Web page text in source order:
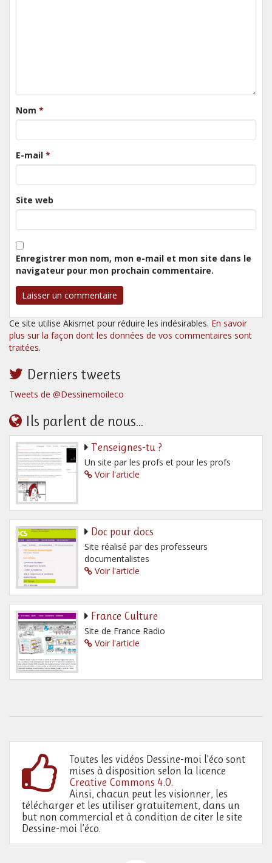
Nom *
E-mail *
Site web
Enregistrer mon nom, mon e-mail et mon site dans le
navigateur pour mon prochain commentaire.
Ce site utilise Akismet pour réduire les indésirables. En savoir
plus sur la façon dont les données de vos commentaires sont
traitées.
Derniers tweets
Tweets de @Dessinemoileco
Ils parlent de nous...
T’enseignes-tu ?
Un site par les profs et pour les profs
Voir l'article
Doc pour docs
Site réalisé par des professeurs
documentalistes
Voir l'article
France Culture
Site de France Radio
Voir l'article
Toutes les vidéos Dessine-moi l’éco sont
mises à disposition selon la licence
Creative Commons 4.0.
Ainsi, chacun peut les visionner, les
télécharger et les utiliser gratuitement, dans un
but non commercial et à condition de citer le site
Dessine-moi l’éco.